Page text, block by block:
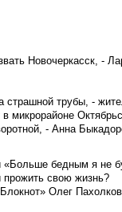
Новочеркасск, -
страшной трубы, -
в микрорайоне
- Анна
«Больше бедным я не
прожить свою жизнь?
Олег Пахолков